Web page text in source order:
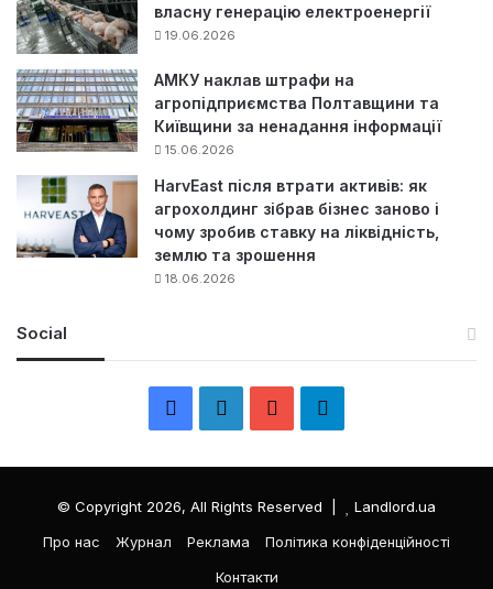
власну генерацію електроенергії
19.06.2026
АМКУ наклав штрафи на
агропідприємства Полтавщини та
Київщини за ненадання інформації
15.06.2026
HarvEast після втрати активів: як
агрохолдинг зібрав бізнес заново і
чому зробив ставку на ліквідність,
землю та зрошення
18.06.2026
Social
c
e
n
k
e
T
л
е
© Copyright 2026, All Rights Reserved |
Landlord.ua
Про нас
Журнал Реклама
Політика конфіденційності
Контакти